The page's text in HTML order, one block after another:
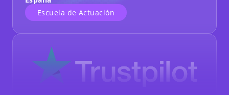
Escuela de Actuación